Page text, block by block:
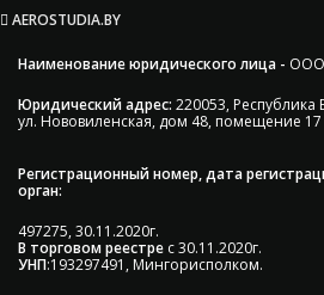
AEROSTUDIA.BY
Наименование юридического лица - ООО
Юридический адрес: 220053, Республика
ул. Нововиленская, дом 48, помещение 17
Регистрационный номер, дата
орган:
497275, 30.11.2020г.
В торговом реестре с 30.11.2020г.
УНП:193297491, Мингорисполком.